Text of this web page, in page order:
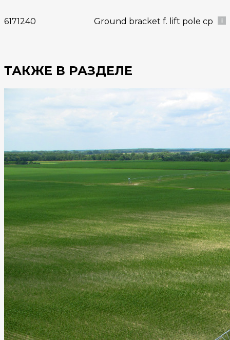
6171240 Ground bracket f. lift pole cp
ТАКЖЕ В РАЗДЕЛЕ